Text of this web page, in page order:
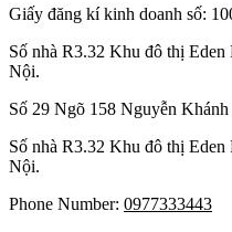
Giấy đăng kí kinh doanh số:
Số nhà R3.32 Khu đô thị
Nội.
Số 29 Ngõ 158 Nguyễn
Số nhà R3.32 Khu đô thị
Nội.
Phone Number: 0977333443